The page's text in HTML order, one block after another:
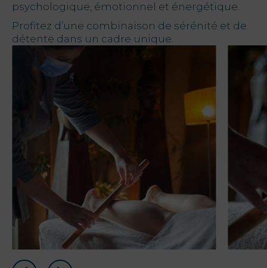
Contact
Localisation
Infos
psychologique, émotionnel et énergétique.
Profitez d’une combinaison de sérénité et de
détente dans un cadre unique.